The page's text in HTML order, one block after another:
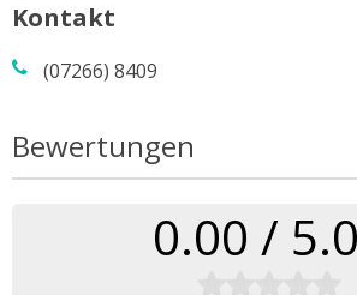
Kontakt
(07266) 8409
Bewertungen
0.00 /